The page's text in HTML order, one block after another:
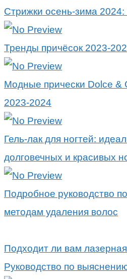
Стрижки осень-зима
Тренды причёсок 2023-
Модные прически Dolce &
2023-2024
Гель-лак для ногтей:
долговечных и красивых
Подробное руководство
методам удаления волос
Подходит ли вам
Руководство по